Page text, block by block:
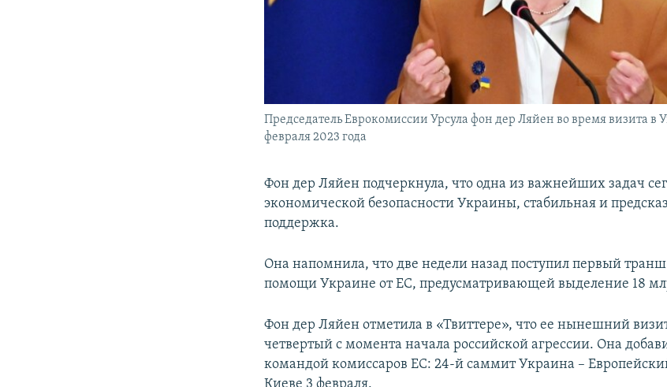
Председатель Еврокомиссии Урсула фон дер Ляйен во время визита в
февраля 2023 года
Фон дер Ляйен подчеркнула, что одна из важнейших задач
экономической безопасности Украины, стабильная и
поддержка.
Она напомнила, что две недели назад поступил первый
помощи Украине от ЕС, предусматривающей выделение 18
Фон дер Ляйен отметила в «Твиттере», что ее нынешний
четвертый с момента начала российской агрессии. Она
командой комиссаров ЕС: 24-й саммит Украина –